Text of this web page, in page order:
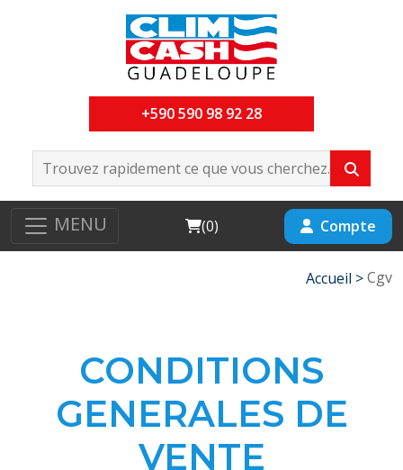
+590 590 98 92 28
MENU Cart
(0) Compte
Accueil >Cgv
CONDITIONS
GENERALES DE
VENTE